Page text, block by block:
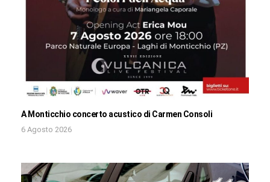
A Monticchio concerto acustico di Carmen Consoli
6 Agosto 2026